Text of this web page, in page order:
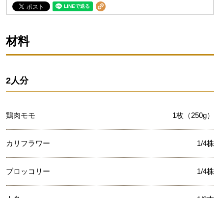
材料
2人分
鶏肉モモ 1枚（250g）
カリフラワー 1/4株
ブロッコリー 1/4株